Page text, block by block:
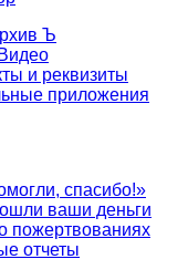
Ъ
Видео
и реквизиты
приложения
спасибо!»
ваши деньги
пожертвованиях
отчеты